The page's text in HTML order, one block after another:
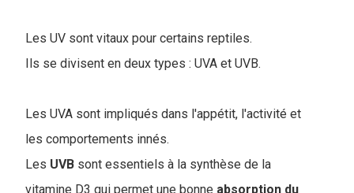
Les UV sont vitaux pour certains reptiles.
Ils se divisent en deux types : UVA et UVB.
Les UVA sont impliqués dans l'appétit, l'activité et
les comportements innés.
Les UVB sont essentiels à la synthèse de la
vitamine D3 qui permet une bonne absorption du